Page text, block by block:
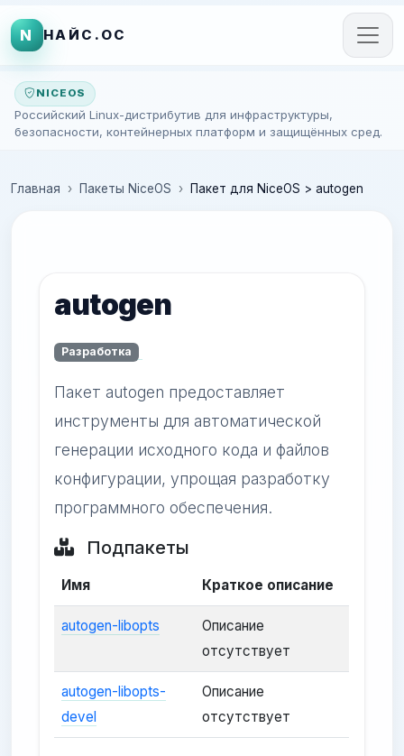
N НАЙС.ОС
NICEOS
Российский Linux-дистрибутив для инфраструктуры,
безопасности, контейнерных платформ и защищённых сред.
Главная Пакеты NiceOS Пакет для NiceOS > autogen
autogen
Разработка
Пакет autogen предоставляет
инструменты для автоматической
генерации исходного кода и файлов
конфигурации, упрощая разработку
программного обеспечения.
Подпакеты
Имя Краткое описание
autogen-libopts
Описание
отсутствует
autogen-libopts-
devel
Описание
отсутствует